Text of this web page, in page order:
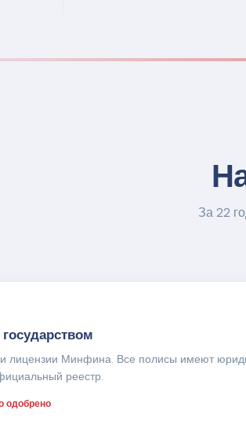
За 22
лицензии Минфина. Все полисы имеют
реестр.
одобрено